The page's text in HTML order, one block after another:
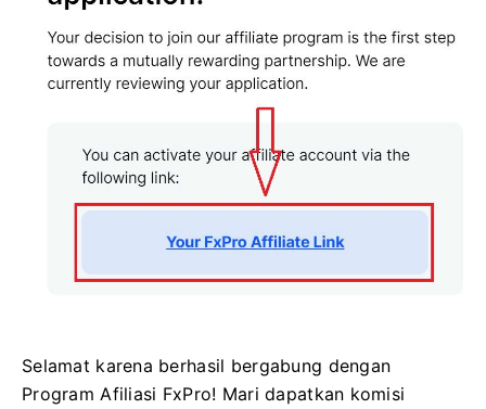
Selamat karena berhasil bergabung dengan
Program Afiliasi FxPro! Mari dapatkan komisi